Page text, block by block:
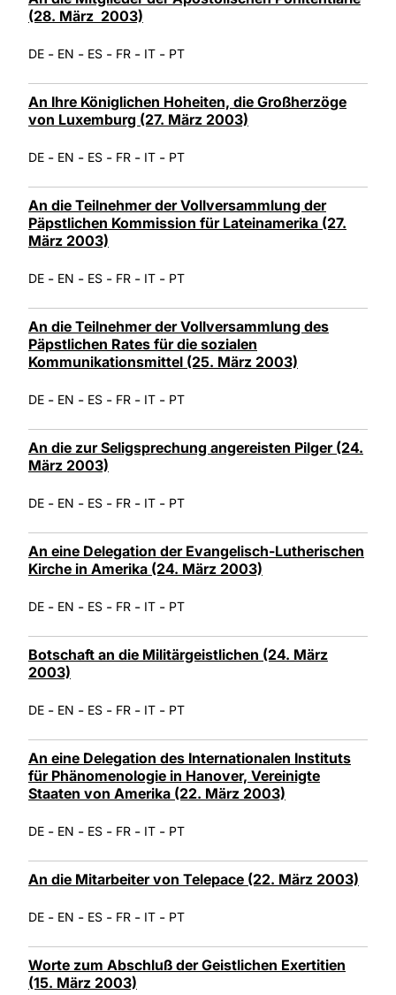
(28. März 2003)
DE - EN - ES - FR - IT - PT
An Ihre Königlichen Hoheiten, die Großherzöge
von Luxemburg (27. März 2003)
DE - EN - ES - FR - IT - PT
An die Teilnehmer der Vollversammlung der
Päpstlichen Kommission für Lateinamerika (27.
März 2003)
DE - EN - ES - FR - IT - PT
An die Teilnehmer der Vollversammlung des
Päpstlichen Rates für die sozialen
Kommunikationsmittel (25. März 2003)
DE - EN - ES - FR - IT - PT
An die zur Seligsprechung angereisten Pilger (24.
März 2003)
DE - EN - ES - FR - IT - PT
An eine Delegation der Evangelisch-Lutherischen
Kirche in Amerika (24. März 2003)
DE - EN - ES - FR - IT - PT
Botschaft an die Militärgeistlichen (24. März
2003)
DE - EN - ES - FR - IT - PT
An eine Delegation des Internationalen Instituts
für Phänomenologie in Hanover, Vereinigte
Staaten von Amerika (22. März 2003)
DE - EN - ES - FR - IT - PT
An die Mitarbeiter von Telepace (22. März 2003)
DE - EN - ES - FR - IT - PT
Worte zum Abschluß der Geistlichen Exertitien
(15. März 2003)